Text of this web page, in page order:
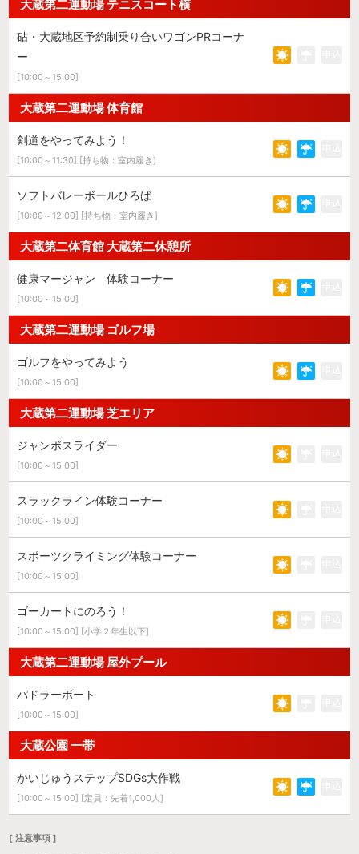
大蔵第二運動場 テニスコート横
砧・大蔵地区予約制乗り合いワゴンPRコーナ
ー
[10:00～15:00]
大蔵第二運動場 体育館
剣道をやってみよう！
[10:00～11:30] [持ち物：室内履き]
ソフトバレーボールひろば
[10:00～12:00] [持ち物：室内履き]
大蔵第二体育館 大蔵第二休憩所
健康マージャン 体験コーナー
[10:00～15:00]
大蔵第二運動場 ゴルフ場
ゴルフをやってみよう
[10:00～15:00]
大蔵第二運動場 芝エリア
ジャンボスライダー
[10:00～15:00]
スラックライン体験コーナー
[10:00～15:00]
スポーツクライミング体験コーナー
[10:00～15:00]
ゴーカートにのろう！
[10:00～15:00] [小学２年生以下]
大蔵第二運動場 屋外プール
パドラーボート
[10:00～15:00]
大蔵公園 一帯
かいじゅうステップSDGs大作戦
[10:00～15:00] [定員：先着1,000人]
[ 注意事項 ]